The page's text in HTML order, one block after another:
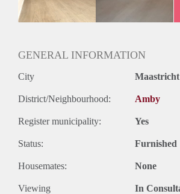
GENERAL INFORMATION
City Maastricht
District/Neighbourhood: Amby
Register municipality: Yes
Status: Furnished
Housemates: None
Viewing In